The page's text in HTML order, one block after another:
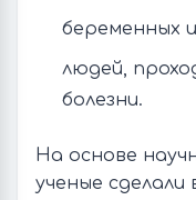
беременных
людей,
болезни.
На основе
ученые